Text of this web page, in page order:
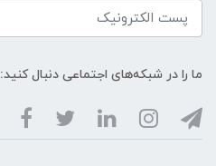
ما را در شبکه‌های اجتماعی دنبال کنید: